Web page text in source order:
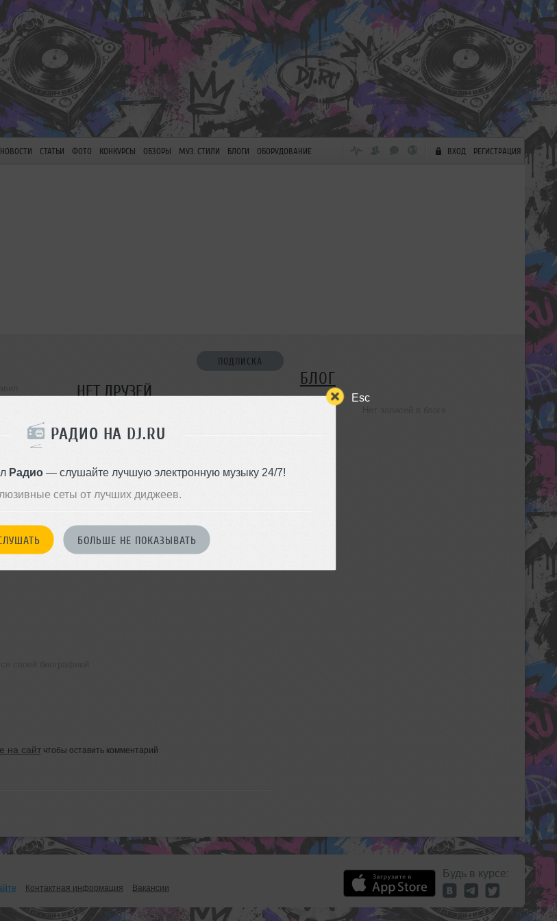
Esc
РАДИО НА DJ.RU
Радио— слушайте лучшую электронную музыку 24/7!
сеты от лучших диджеев.
БОЛЬШЕ НЕ ПОКАЗЫВАТЬ
НОВОСТИ СТАТЬИ ФОТО КОНКУРСЫ ОБЗОРЫ МУЗ. СТИЛИ БЛОГИ ОБОРУДОВАНИЕ ВХОД РЕГИСТРАЦИЯ
ПОДПИСКА
НЕТ ДРУЗЕЙ
на сайтчтобы оставить комментарий
БЛОГ
Контактная информация Вакансии
Будь в курсе: